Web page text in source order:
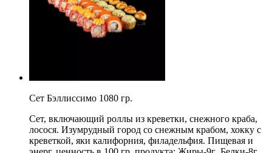
Сет Бэллиссимо 1080 гр.
Сет, включающий роллы из креветки, снежного краба,
лосося. Изумрудный город со снежным крабом, хокку с
креветкой, яки калифорния, филадельфия. Пищевая и